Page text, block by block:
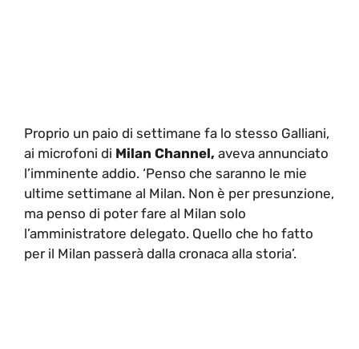
Proprio un paio di settimane fa lo stesso Galliani,
ai microfoni di Milan Channel, aveva annunciato
l’imminente addio. ‘Penso che saranno le mie
ultime settimane al Milan. Non è per presunzione,
ma penso di poter fare al Milan solo
l’amministratore delegato. Quello che ho fatto
per il Milan passerà dalla cronaca alla storia’.